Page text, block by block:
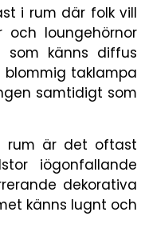
i rum där folk vill
och loungehörnor
känns diffus
blommig taklampa
samtidigt som
rum är det oftast
iögonfallande
dekorativa
känns lugnt och